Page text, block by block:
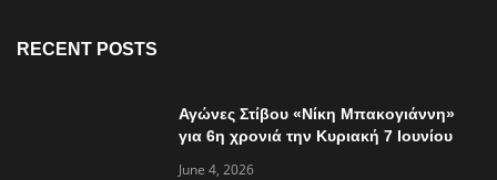
RECENT POSTS
Αγώνες Στίβου «Νίκη Μπακογιάννη»
για 6η χρονιά την Κυριακή 7 Ιουνίου
June 4, 2026